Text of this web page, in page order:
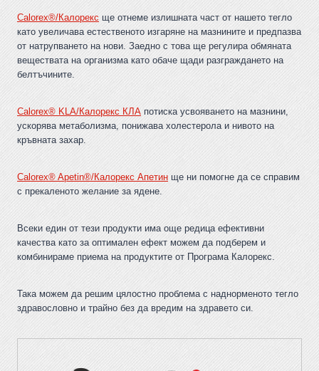
Calorex®/Калорекс ще отнеме излишната част от нашето тегло
като увеличава естественото изгаряне на мазнините и предпазва
от натрупването на нови. Заедно с това ще регулира обмяната
веществата на организма като обаче щади разграждането на
белтъчините.
Calorex® KLA/Калорекс КЛА потиска усвояването на мазнини,
ускорява метаболизма, понижава холестерола и нивото на
кръвната захар.
Calorex® Apetin®/Калорекс Апетин ще ни помогне да се справим
с прекаленото желание за ядене.
Всеки един от тези продукти има още редица ефективни
качества като за оптимален ефект можем да подберем и
комбинираме приема на продуктите от Програма Калорекс.
Така можем да решим цялостно проблема с наднорменото тегло
здравословно и трайно без да вредим на здравето си.